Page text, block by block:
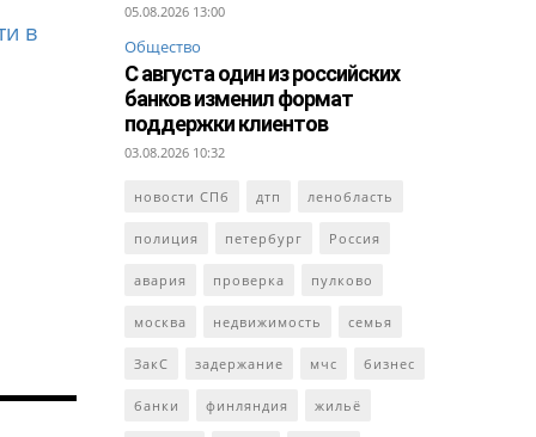
в
05.08.2026 13:00
Общество
С августа один из российских
банков изменил формат
поддержки клиентов
03.08.2026 10:32
новости СПб дтп ленобласть
полиция петербург Россия
авария проверка пулково
москва недвижимость семья
ЗакС задержание мчс бизнес
банки финляндия жильё